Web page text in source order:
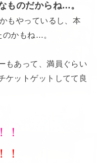
ものだからね…。
もやっているし、本
かもね…。
もあって、満員ぐらい
ケットゲットしてて良
！
！